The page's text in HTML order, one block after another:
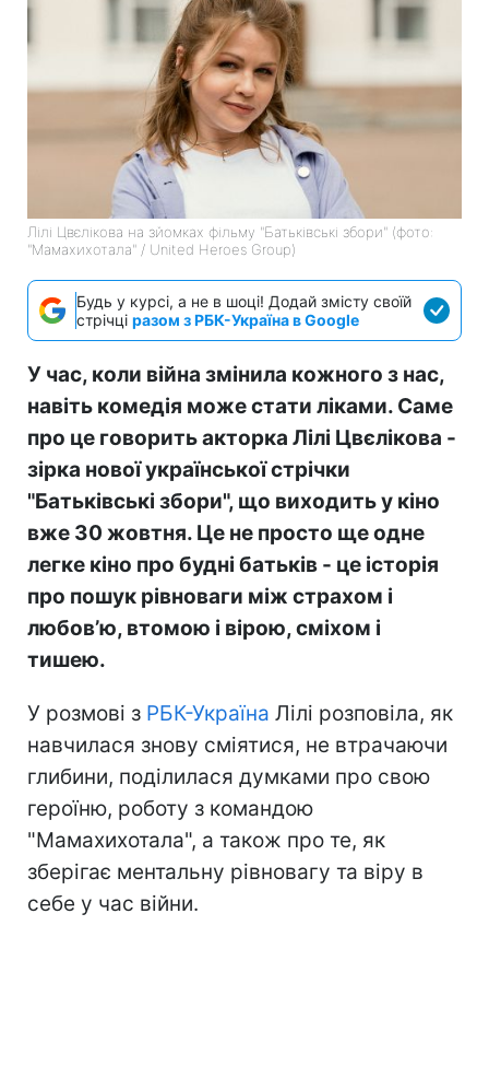
Лілі Цвєлікова на зйомках фільму "Батьківські збори" (фото:
"Мамахихотала" / United Heroes Group)
Будь у курсі, а не в шоці! Додай змісту своїй
стрічці разом з РБК-Україна в Google
У час, коли війна змінила кожного з нас,
навіть комедія може стати ліками. Саме
про це говорить акторка Лілі Цвєлікова -
зірка нової української стрічки
"Батьківські збори", що виходить у кіно
вже 30 жовтня. Це не просто ще одне
легке кіно про будні батьків - це історія
про пошук рівноваги між страхом і
любов’ю, втомою і вірою, сміхом і
тишею.
У розмові з РБК-Україна Лілі розповіла, як
навчилася знову сміятися, не втрачаючи
глибини, поділилася думками про свою
героїню, роботу з командою
"Мамахихотала", а також про те, як
зберігає ментальну рівновагу та віру в
себе у час війни.